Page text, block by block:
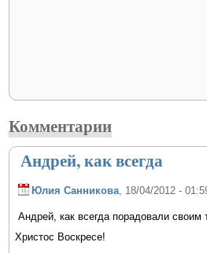
Комментарии
Андрей, как всегда
Юлия Санникова, 18/04/2012 -
Андрей, как всегда порадовали своим
Христос Воскресе!